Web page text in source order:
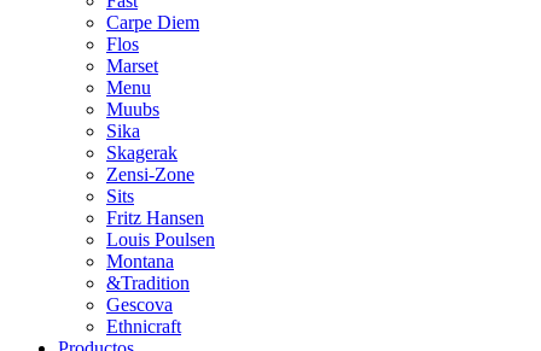
Carpe Diem
Flos
Marset
Menu
Muubs
Sika
Skagerak
Zensi-Zone
Sits
Fritz Hansen
Louis Poulsen
Montana
&Tradition
Gescova
Ethnicraft